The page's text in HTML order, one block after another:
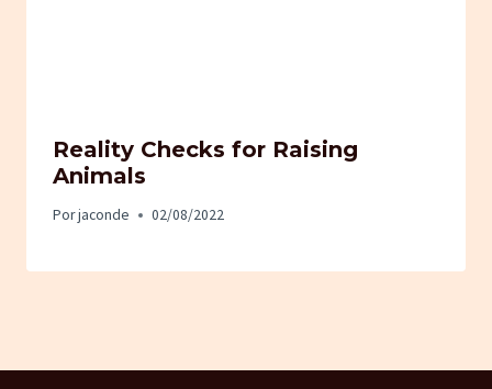
Reality Checks for Raising
Animals
Porjaconde 02/08/2022